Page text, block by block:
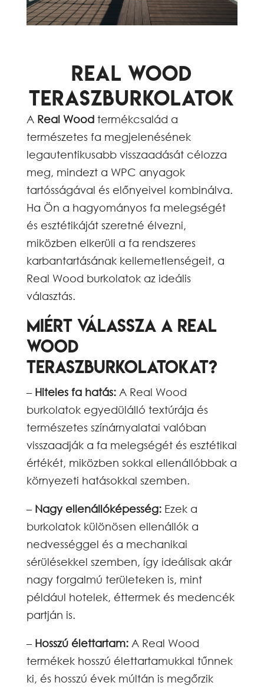
Real Wood
Teraszburkolatok
A Real Woodtermékcsalád a
természetes fa megjelenésének
legautentikusabb visszaadását célozza
meg, mindezt a WPC anyagok
tartósságával és előnyeivel kombinálva.
Ha Ön a hagyományos fa melegségét
és esztétikáját szeretné élvezni,
miközben elkerüli a fa rendszeres
karbantartásának kellemetlenségeit, a
Real Wood burkolatok az ideális
választás.
Miért válassza a Real
Wood
teraszburkolatokat?
– Hiteles fa hatás:A Real Wood
burkolatok egyedülálló textúrája és
természetes színárnyalatai valóban
visszaadják a fa melegségét és esztétikai
értékét, miközben sokkal ellenállóbbak a
környezeti hatásokkal szemben.
– Nagy ellenállóképesség:Ezek a
burkolatok különösen ellenállók a
nedvességgel és a mechanikai
sérülésekkel szemben, így ideálisak akár
nagy forgalmú területeken is, mint
például hotelek, éttermek és medencék
partján is.
– Hosszú élettartam:A Real Wood
termékek hosszú élettartamukkal tűnnek
ki, és hosszú évek múltán is megőrzik